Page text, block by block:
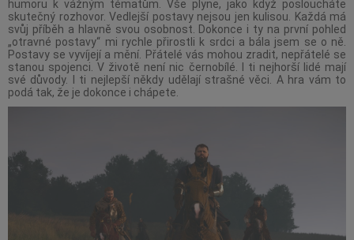
humoru k vážným tématům. Vše plyne, jako když posloucháte
skutečný rozhovor. Vedlejší postavy nejsou jen kulisou. Každá má
svůj příběh a hlavně svou osobnost. Dokonce i ty na první pohled
„otravné postavy“ mi rychle přirostli k srdci a bála jsem se o ně.
Postavy se vyvíjejí a mění. Přátelé vás mohou zradit, nepřátelé se
stanou spojenci. V životě není nic černobílé. I ti nejhorší lidé mají
své důvody. I ti nejlepší někdy udělají strašné věci. A hra vám to
podá tak, že je dokonce i chápete.